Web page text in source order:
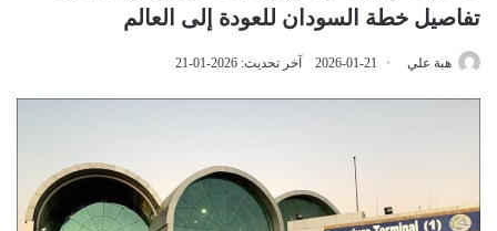
تفاصيل خطة السودان للعودة إلى العالم
هبة علي 2026-01-21 آخر تحديث: 2026-01-21